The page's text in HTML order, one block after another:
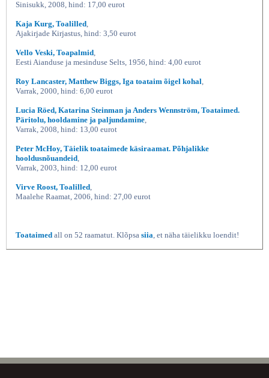
Sinisukk, 2008, hind: 17,00 eurot
Kaja Kurg, Toalilled,
Ajakirjade Kirjastus, hind: 3,50 eurot
Vello Veski, Toapalmid,
Eesti Aianduse ja mesinduse Selts, 1956, hind: 4,00 eurot
Roy Lancaster, Matthew Biggs, Iga toataim õigel kohal,
Varrak, 2000, hind: 6,00 eurot
Lucia Röed, Katarina Steinman ja Anders Wennström, Toataimed.
Päritolu, hooldamine ja paljundamine,
Varrak, 2008, hind: 13,00 eurot
Peter McHoy, Täielik toataimede käsiraamat. Põhjalikke
hooldusnõuandeid,
Varrak, 2003, hind: 12,00 eurot
Virve Roost, Toalilled,
Maalehe Raamat, 2006, hind: 27,00 eurot
Toataimed all on 52 raamatut. Klõpsa siia, et näha täielikku loendit!